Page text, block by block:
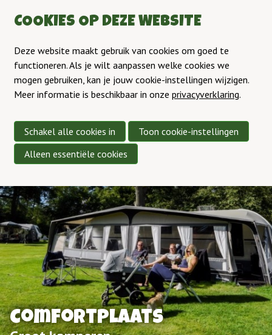
Comfortplaats
COOKIES OP DEZE WEBSITE
Deze website maakt gebruik van cookies om goed te
functioneren. Als je wilt aanpassen welke cookies we
mogen gebruiken, kan je jouw cookie-instellingen wijzigen.
Meer informatie is beschikbaar in onze privacyverklaring.
Schakel alle cookies in
Toon cookie-instellingen
Alleen essentiële cookies